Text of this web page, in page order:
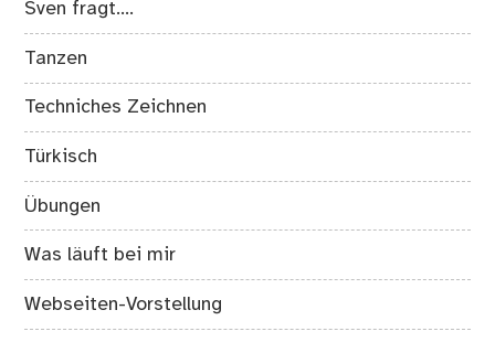
Sven fragt….
Tanzen
Techniches Zeichnen
Türkisch
Übungen
Was läuft bei mir
Webseiten-Vorstellung